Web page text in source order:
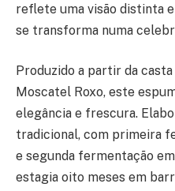
reflete uma visão distinta
se transforma numa
Produzido a partir da
Moscatel Roxo, este
elegância e frescura.
tradicional, com primeira
e segunda fermentação
estagia oito meses em